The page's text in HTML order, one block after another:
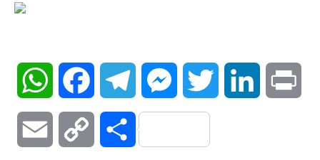
WhatsAppFacebookTelegramMessengerTwitter LinkedIn
Email Copy Compartilhar